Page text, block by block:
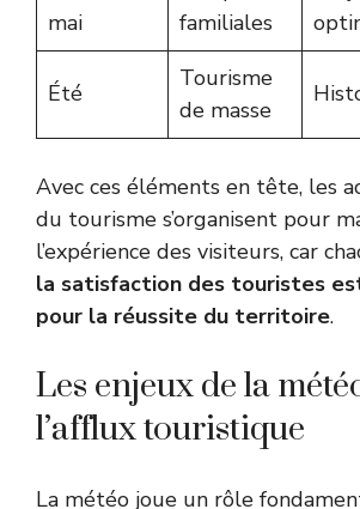
mai
familiales
Été
Tourisme
de masse
Avec ces éléments en tête, les
du tourisme s’organisent pour
l’expérience des visiteurs, car
la satisfaction des touristes
pour la réussite du territoire.
Les enjeux de la
l’afflux touristique
La météo joue un rôle